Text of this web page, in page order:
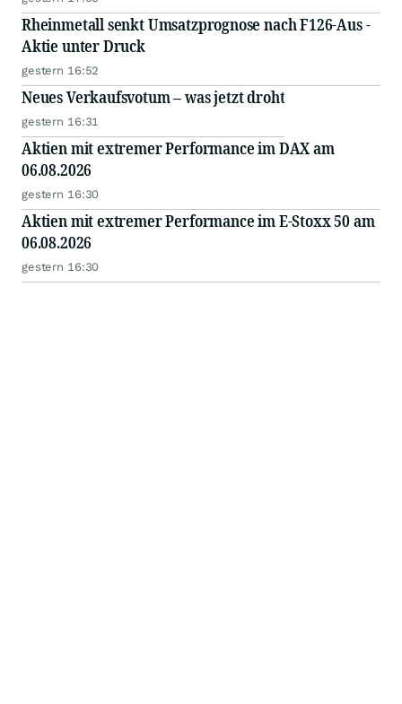
Rheinmetall senkt Umsatzprognose nach F126-Aus -
Aktie unter Druck
gestern 16:52
Neues Verkaufsvotum – was jetzt droht
gestern 16:31
Aktien mit extremer Performance im DAX am
06.08.2026
gestern 16:30
Aktien mit extremer Performance im E-Stoxx 50 am
06.08.2026
gestern 16:30